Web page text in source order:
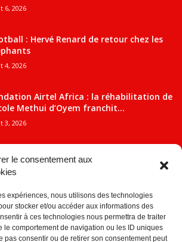
le consentement aux
expériences, nous utilisons des technologies
stocker et/ou accéder aux informations des
à ces technologies nous permettra de traiter
le comportement de navigation ou les ID uniques
pas consentir ou de retirer son consentement peut
6, 2026
: Hervé Renard de retour chez les
4, 2026
Airtel Africa : la réhabilitation de
Methui d’Oyem franchit...
3, 2026
2091
1840